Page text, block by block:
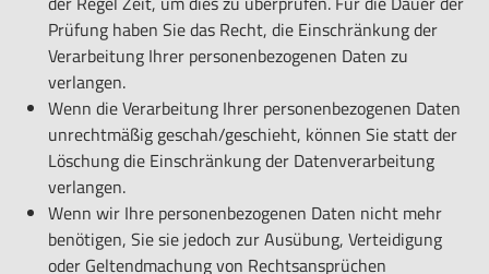
Prüfung haben Sie das Recht, die Einschränkung der
Verarbeitung Ihrer personenbezogenen Daten zu
verlangen.
Wenn die Verarbeitung Ihrer personenbezogenen Daten
unrechtmäßig geschah/geschieht, können Sie statt der
Löschung die Einschränkung der Datenverarbeitung
verlangen.
Wenn wir Ihre personenbezogenen Daten nicht mehr
benötigen, Sie sie jedoch zur Ausübung, Verteidigung
oder Geltendmachung von Rechtsansprüchen